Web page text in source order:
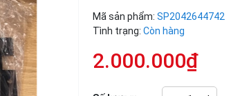
Mã sản phẩm: SP2042644742
Tình trạng: Còn hàng
2.000.000₫